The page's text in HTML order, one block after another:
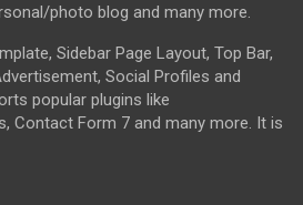
photo blog and many more.
Sidebar Page Layout, Top Bar,
Social Profiles and
popular plugins like
Contact Form 7 and many more. It is